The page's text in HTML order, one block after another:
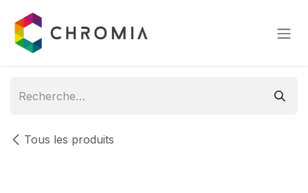
Tous les produits